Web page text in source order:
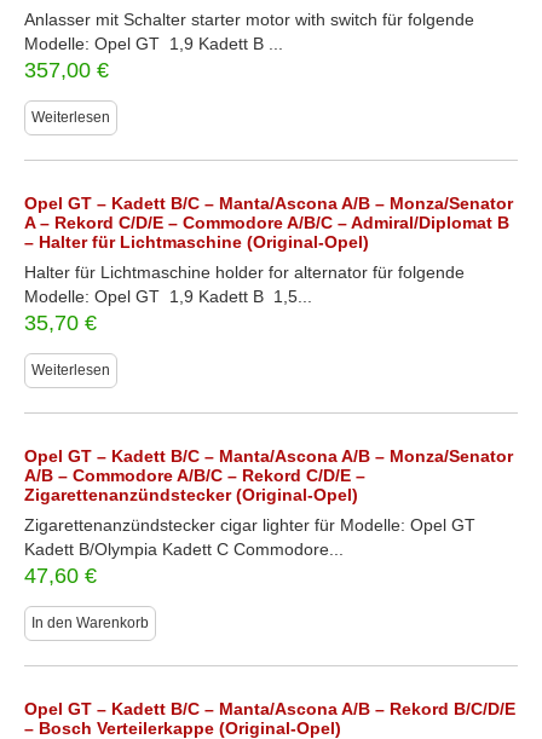
Anlasser mit Schalter starter motor with switch für folgende
Modelle: Opel GT 1,9 Kadett B ...
357,00 €
Weiterlesen
Opel GT – Kadett B/C – Manta/Ascona A/B – Monza/Senator
A – Rekord C/D/E – Commodore A/B/C – Admiral/Diplomat B
– Halter für Lichtmaschine (Original-Opel)
Halter für Lichtmaschine holder for alternator für folgende
Modelle: Opel GT 1,9 Kadett B 1,5...
35,70 €
Weiterlesen
Opel GT – Kadett B/C – Manta/Ascona A/B – Monza/Senator
A/B – Commodore A/B/C – Rekord C/D/E –
Zigarettenanzündstecker (Original-Opel)
Zigarettenanzündstecker cigar lighter für Modelle: Opel GT
Kadett B/Olympia Kadett C Commodore...
47,60 €
In den Warenkorb
Opel GT – Kadett B/C – Manta/Ascona A/B – Rekord B/C/D/E
– Bosch Verteilerkappe (Original-Opel)